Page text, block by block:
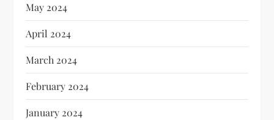
May 2024
April 2024
March 2024
February 2024
January 2024